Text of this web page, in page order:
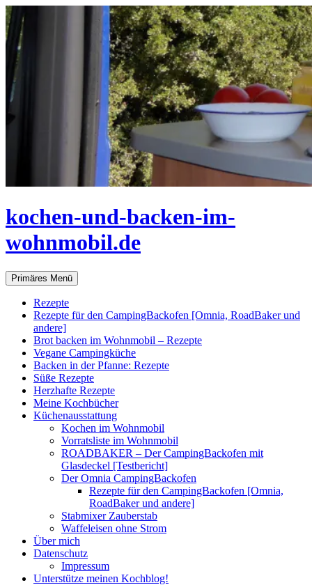
Zum
Inhalt
springen
kochen-und-backen-im-
wohnmobil.de
Suchen
Primäres Menü
Rezepte
Rezepte für den CampingBackofen [Omnia, RoadBaker und
andere]
Brot backen im Wohnmobil – Rezepte
Vegane Campingküche
Backen in der Pfanne: Rezepte
Süße Rezepte
Herzhafte Rezepte
Meine Kochbücher
Küchenausstattung
Kochen im Wohnmobil
Vorratsliste im Wohnmobil
ROADBAKER – Der CampingBackofen mit
Glasdeckel [Testbericht]
Der Omnia CampingBackofen
Rezepte für den CampingBackofen [Omnia,
RoadBaker und andere]
Stabmixer Zauberstab
Waffeleisen ohne Strom
Über mich
Datenschutz
Impressum
Unterstütze meinen Kochblog!